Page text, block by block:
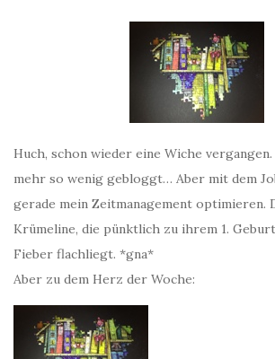
Huch, schon wieder eine Wiche
mehr so wenig gebloggt… Aber mit dem
gerade mein Zeitmanagement optimieren.
Krümeline, die pünktlich zu ihrem 1.
Fieber flachliegt. *gna*
Aber zu dem Herz der Woche: